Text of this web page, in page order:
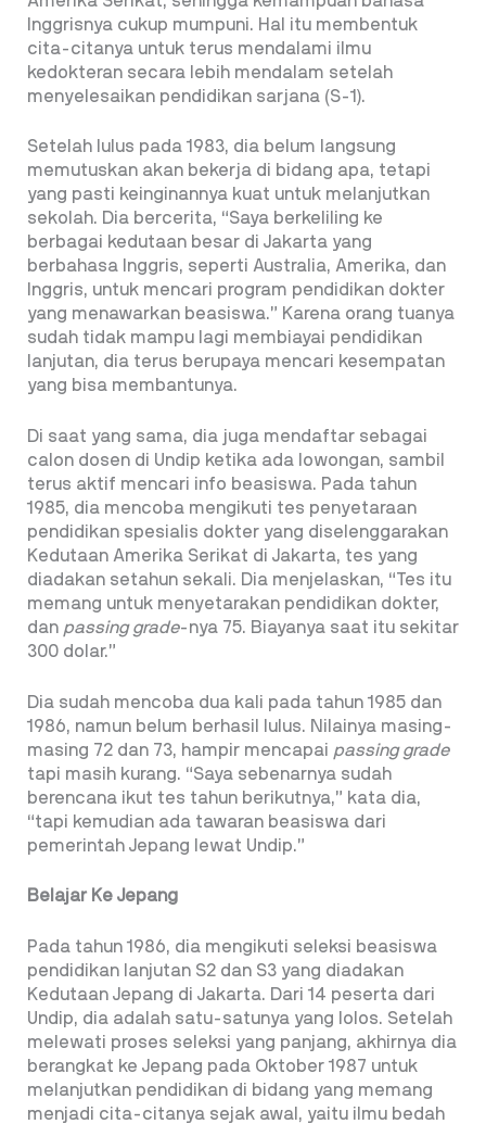
Inggrisnya cukup mumpuni. Hal itu membentuk
cita-citanya untuk terus mendalami ilmu
kedokteran secara lebih mendalam setelah
menyelesaikan pendidikan sarjana (S-1).
Setelah lulus pada 1983, dia belum langsung
memutuskan akan bekerja di bidang apa, tetapi
yang pasti keinginannya kuat untuk melanjutkan
sekolah. Dia bercerita, “Saya berkeliling ke
berbagai kedutaan besar di Jakarta yang
berbahasa Inggris, seperti Australia, Amerika, dan
Inggris, untuk mencari program pendidikan dokter
yang menawarkan beasiswa.” Karena orang tuanya
sudah tidak mampu lagi membiayai pendidikan
lanjutan, dia terus berupaya mencari kesempatan
yang bisa membantunya.
Di saat yang sama, dia juga mendaftar sebagai
calon dosen di Undip ketika ada lowongan, sambil
terus aktif mencari info beasiswa. Pada tahun
1985, dia mencoba mengikuti tes penyetaraan
pendidikan spesialis dokter yang diselenggarakan
Kedutaan Amerika Serikat di Jakarta, tes yang
diadakan setahun sekali. Dia menjelaskan, “Tes itu
memang untuk menyetarakan pendidikan dokter,
dan passing grade-nya 75. Biayanya saat itu sekitar
300 dolar.”
Dia sudah mencoba dua kali pada tahun 1985 dan
1986, namun belum berhasil lulus. Nilainya masing-
masing 72 dan 73, hampir mencapai passing grade
tapi masih kurang. “Saya sebenarnya sudah
berencana ikut tes tahun berikutnya,” kata dia,
“tapi kemudian ada tawaran beasiswa dari
pemerintah Jepang lewat Undip.”
Belajar Ke Jepang
Pada tahun 1986, dia mengikuti seleksi beasiswa
pendidikan lanjutan S2 dan S3 yang diadakan
Kedutaan Jepang di Jakarta. Dari 14 peserta dari
Undip, dia adalah satu-satunya yang lolos. Setelah
melewati proses seleksi yang panjang, akhirnya dia
berangkat ke Jepang pada Oktober 1987 untuk
melanjutkan pendidikan di bidang yang memang
menjadi cita-citanya sejak awal, yaitu ilmu bedah